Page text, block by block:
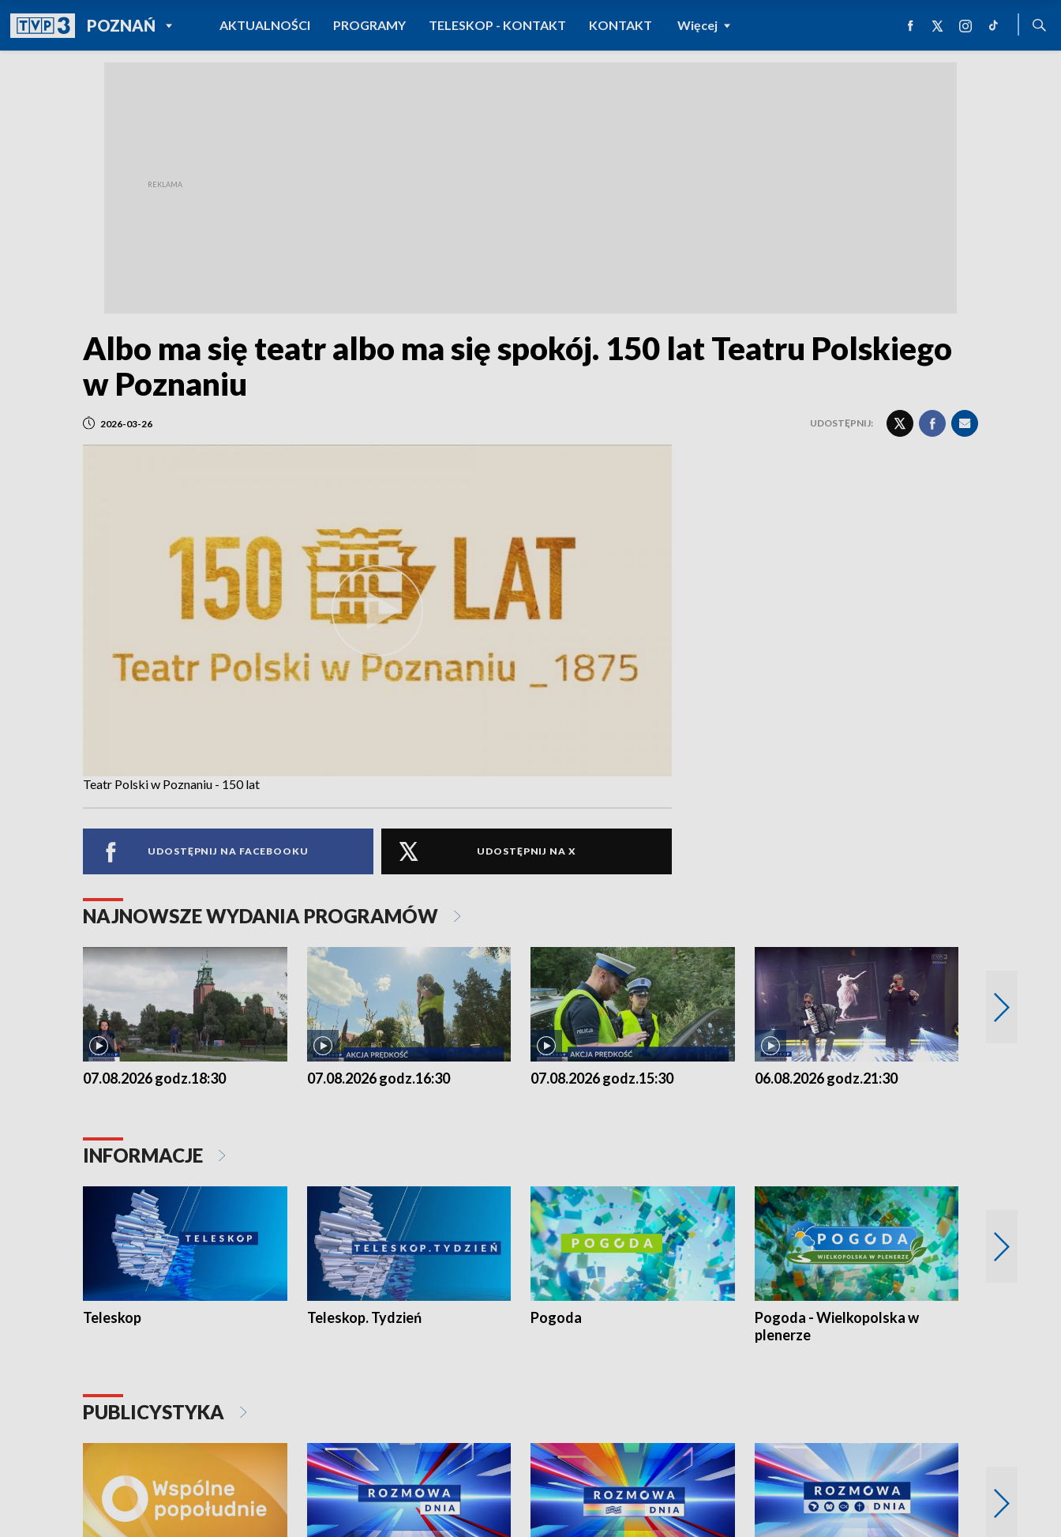
POZNAŃPOWRÓT DO
TVP REGIONY
AKTUALNOŚCI PROGRAMY TELESKOP - KONTAKT KONTAKT Więcej
Albo ma się teatr albo ma się spokój. 150 lat Teatru Polskiego
w Poznaniu
2026-03-26 UDOSTĘPNIJ:
Teatr Polski w Poznaniu - 150 lat
UDOSTĘPNIJ NA FACEBOOKU UDOSTĘPNIJ NA X
NAJNOWSZE WYDANIA PROGRAMÓW
07.08.2026 godz.18:30 07.08.2026 godz.16:30 07.08.2026 godz.15:30 06.08.2026 godz.21:30
INFORMACJE
Teleskop Teleskop. Tydzień Pogoda
Pogoda - Wielkopolska w
plenerze
PUBLICYSTYKA